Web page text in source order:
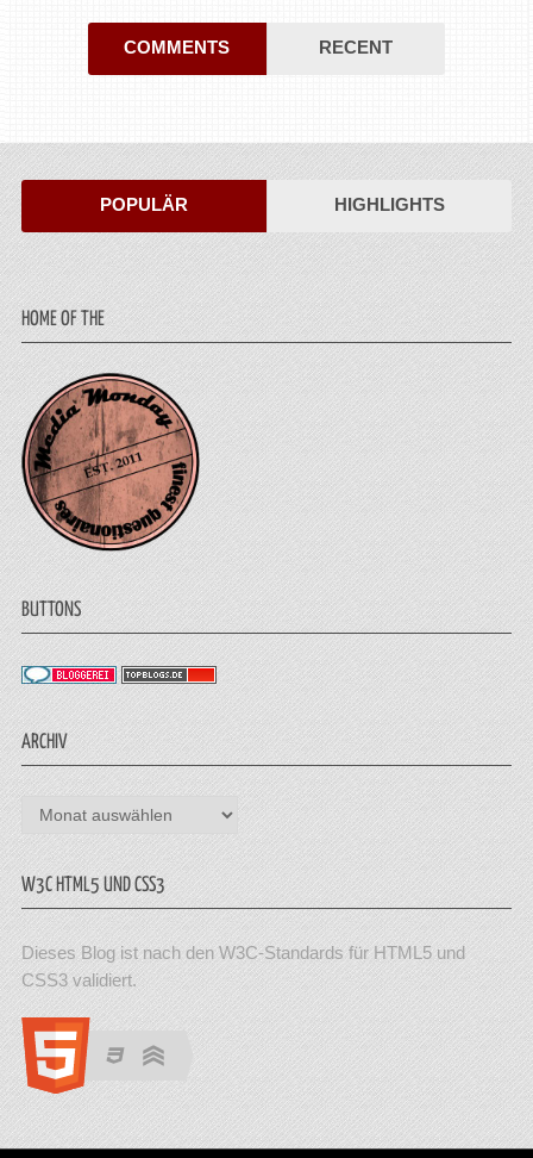
COMMENTS RECENT
POPULÄR HIGHLIGHTS
HOME OF THE
BUTTONS
ARCHIV
Archiv
W3C HTML5 UND CSS3
Dieses Blog ist nach den W3C-Standards für HTML5 und
CSS3 validiert.